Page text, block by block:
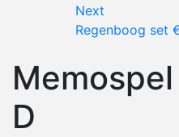
Next
Regenboog set
Memospel
D